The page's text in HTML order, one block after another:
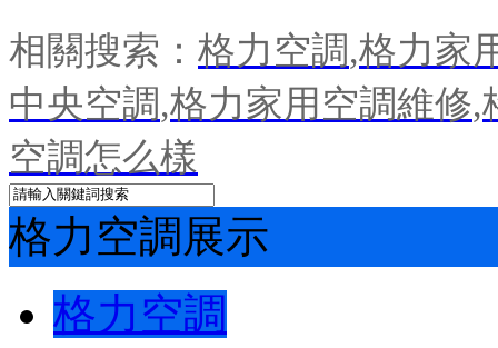
相關搜索： 格力空調,格力家
中央空調,格力家用空調維修,
空調怎么樣
格力空調展示
格力空調